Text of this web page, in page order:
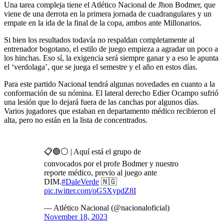
Una tarea compleja tiene el Atlético Nacional de Jhon Bodmer, que
viene de una derrota en la primera jornada de cuadrangulares y un
empate en la ida de la final de la copa, ambos ante Millonarios.
Si bien los resultados todavía no respaldan completamente al
entrenador bogotano, el estilo de juego empieza a agradar un poco a
los hinchas. Eso sí, la exigencia será siempre ganar y a eso le apunta
el ‘verdolaga’, que se juega el semestre y el año en estos días.
Para este partido Nacional tendrá algunas novedades en cuanto a la
conformación de su nómina. El lateral derecho Edier Ocampo sufrió
una lesión que lo dejará fuera de las canchas por algunos días.
Varios jugadores que estaban en departamento médico recibieron el
alta, pero no están en la lista de concentrados.
📋🟢⚪️ | Aquí está el grupo de
convocados por el profe Bodmer y nuestro
reporte médico, previo al juego ante
DIM.#DaleVerde 🇳🇬
pic.twitter.com/oG5XypdZ8I
— Atlético Nacional (@nacionaloficial)
November 18, 2023